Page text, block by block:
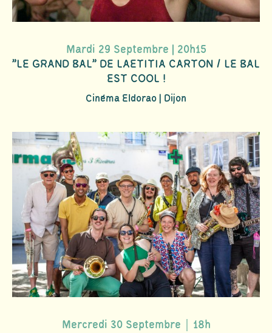
Mardi 29 Septembre | 20h15
"LE GRAND BAL" DE LAETITIA CARTON / LE BAL
EST COOL !
Cinéma Eldorao | Dijon
Mercredi 30 Septembre｜18h